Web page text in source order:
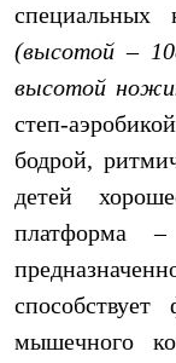
специальных
(высотой –
высотой
степ-
бодрой,
детей
платформа –
мышечного